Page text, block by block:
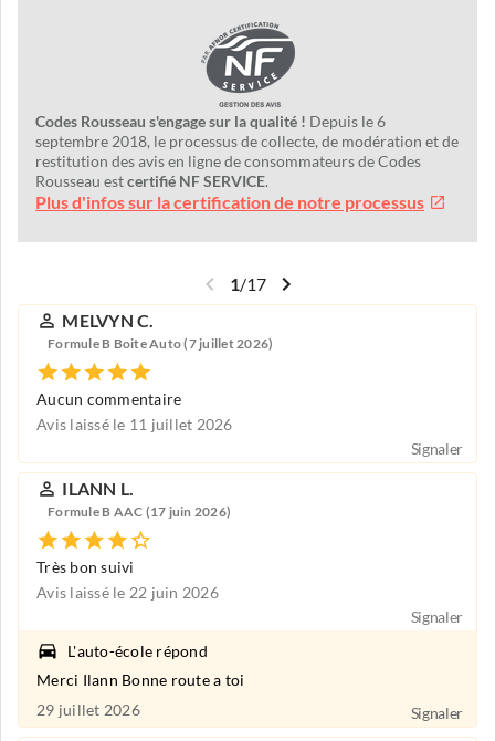
Codes Rousseau s'engage sur la qualité ! Depuis le 6
septembre 2018, le processus de collecte, de modération et de
restitution des avis en ligne de consommateurs de Codes
Rousseau estcertifié NF SERVICE.
Plus d'infos sur la certification de notre processus
1/17
MELVYN C.
Formule B Boite Auto (7 juillet 2026)
Aucun commentaire
Avis laissé le 11 juillet 2026
Signaler
ILANN L.
Formule B AAC (17 juin 2026)
Très bon suivi
Avis laissé le 22 juin 2026
Signaler
L'auto-école répond
Merci Ilann Bonne route a toi
29 juillet 2026
Signaler